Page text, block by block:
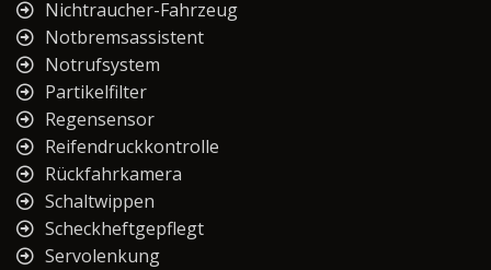
Nichtraucher-Fahrzeug
Notbremsassistent
Notrufsystem
Partikelfilter
Regensensor
Reifendruckkontrolle
Rückfahrkamera
Schaltwippen
Scheckheftgepflegt
Servolenkung